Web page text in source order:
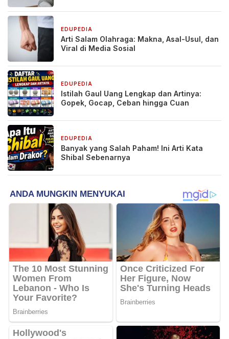
EDUPEDIA
Arti Salam Olahraga: Makna, Asal-Usul, dan
Viral di Media Sosial
EDUPEDIA
Istilah Gaul Uang Lengkap dan Artinya:
Gopek, Gocap, Ceban hingga Cuan
EDUPEDIA
Banyak yang Salah Paham! Ini Arti Kata
Shibal Sebenarnya